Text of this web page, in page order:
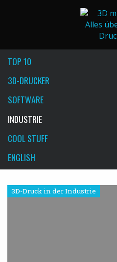
TOP 10
3D-DRUCKER
SOFTWARE
INDUSTRIE
COOL STUFF
ENGLISH
3D-Druck in der Industrie